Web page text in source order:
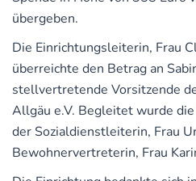
übergeben.
Die Einrichtungsleiterin, Frau
überreichte den Betrag an
stellvertretende Vorsitzende
Allgäu e.V. Begleitet wurde
der Sozialdienstleiterin, Frau
Bewohnervertreterin, Frau